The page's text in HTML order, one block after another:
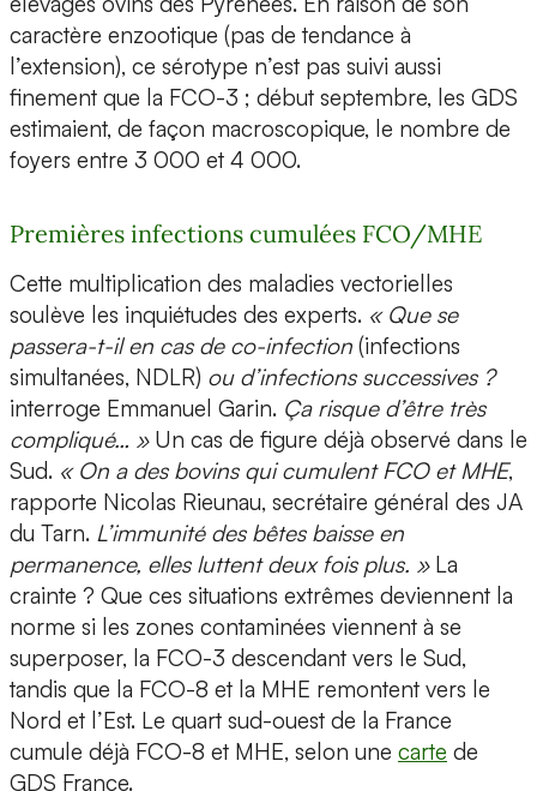
caractère enzootique (pas de tendance à
l’extension), ce sérotype n’est pas suivi aussi
finement que la FCO-3 ; début septembre, les GDS
estimaient, de façon macroscopique, le nombre de
foyers entre 3 000 et 4 000.
Premières infections cumulées FCO/MHE
Cette multiplication des maladies vectorielles
soulève les inquiétudes des experts. « Que se
passera-t-il en cas de co-infection (infections
simultanées, NDLR) ou d’infections successives ?
interroge Emmanuel Garin. Ça risque d’être très
compliqué… »Un cas de figure déjà observé dans le
Sud. « On a des bovins qui cumulent FCO et MHE,
rapporte Nicolas Rieunau, secrétaire général des JA
du Tarn. L’immunité des bêtes baisse en
permanence, elles luttent deux fois plus. »La
crainte ? Que ces situations extrêmes deviennent la
norme si les zones contaminées viennent à se
superposer, la FCO-3 descendant vers le Sud,
tandis que la FCO-8 et la MHE remontent vers le
Nord et l’Est. Le quart sud-ouest de la France
cumule déjà FCO-8 et MHE, selon une carte de
GDS France.